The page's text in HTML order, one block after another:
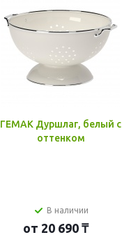
ГЕМАК Дуршлаг, белый с
оттенком
В наличии
от 20 690 ₸